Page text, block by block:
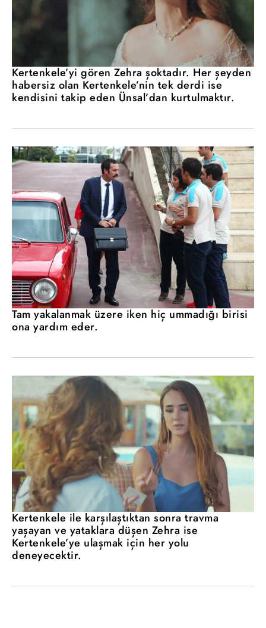
Kertenkele’yi gören Zehra şoktadır. Her şeyden
habersiz olan Kertenkele’nin tek derdi ise
kendisini takip eden Ünsal’dan kurtulmaktır.
Tam yakalanmak üzere iken hiç ummadığı birisi
ona yardım eder.
Kertenkele ile karşılaştıktan sonra travma
yaşayan ve yataklara düşen Zehra ise
Kertenkele’ye ulaşmak için her yolu
deneyecektir.